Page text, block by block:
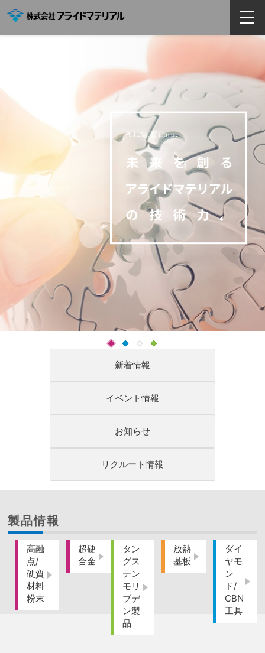
新着情報
イベント情報
お知らせ
リクルート情報
製品情報
高融
点/
硬質
材料
粉末
超硬
合金
タン
グス
テン
モリ
ブデ
ン製
品
放熱
基板
ダイ
ヤモ
ン
ド/
CBN
工具